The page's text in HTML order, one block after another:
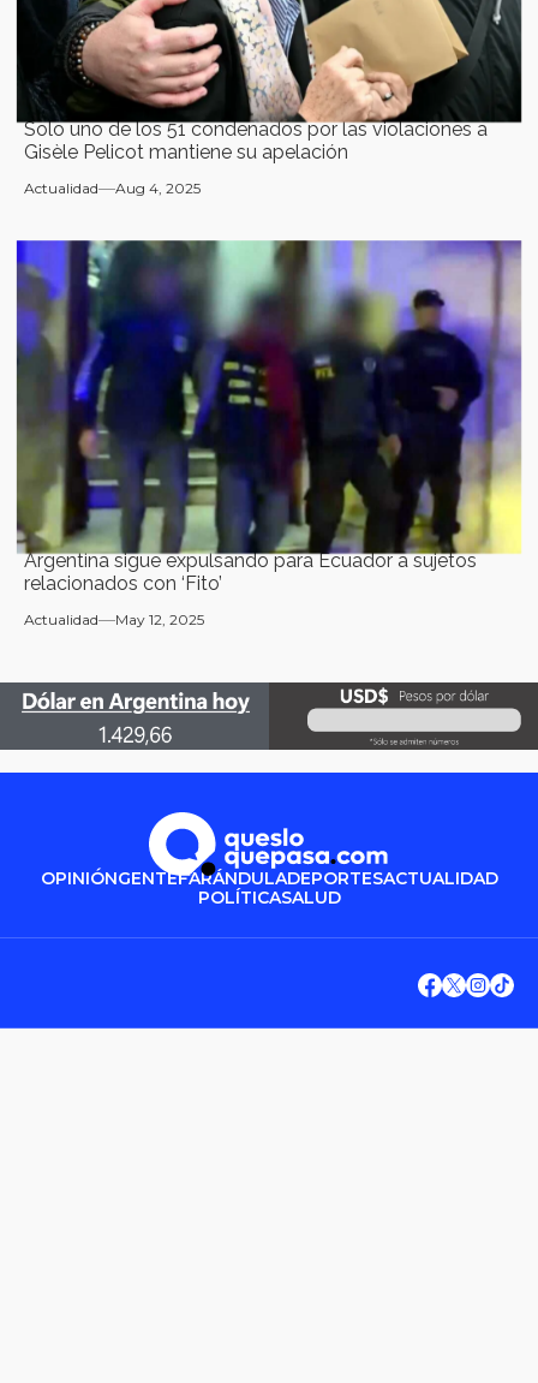
Solo uno de los 51 condenados por las violaciones a
Gisèle Pelicot mantiene su apelación
Actualidad Aug 4, 2025
Argentina sigue expulsando para Ecuador a sujetos
relacionados con ‘Fito’
Actualidad May 12, 2025
OPINIÓNGENTEFARÁNDULADEPORTESACTUALIDAD
POLÍTICASALUD